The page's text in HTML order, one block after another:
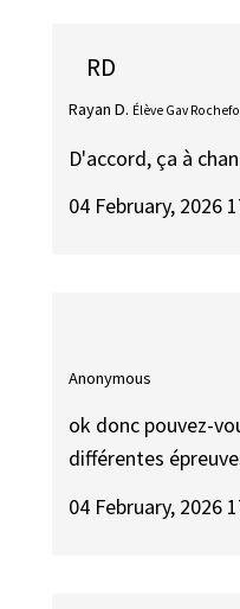
RD
Rayan D. Élève Gav
D'accord, ça à
04 February, 2026
Anonymous
ok donc pouvez-
différentes
04 February, 2026